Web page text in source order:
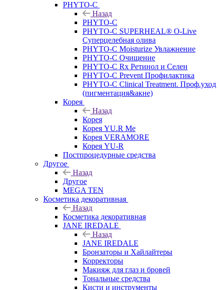
PHYTO-C
Назад
PHYTO-C
PHYTO-C SUPERHEAL® O-Live
Суперцелебная олива
PHYTO-C Moisturize Увлажнение
PHYTO-C Очищение
PHYTO-C Rx Ретинол и Селен
PHYTO-C Prevent Профилактика
PHYTO-C Clinical Treatment. Проф.уход
(пигментация&акне)
Корея
Назад
Корея
Корея YU.R Me
Корея VERAMORE
Корея YU-R
Постпроцедурные средства
Другое
Назад
Другое
MEGA TEN
Косметика декоративная
Назад
Косметика декоративная
JANE IREDALE
Назад
JANE IREDALE
Бронзаторы и Хайлайтеры
Корректоры
Макияж для глаз и бровей
Тональные средства
Кисти и инструменты